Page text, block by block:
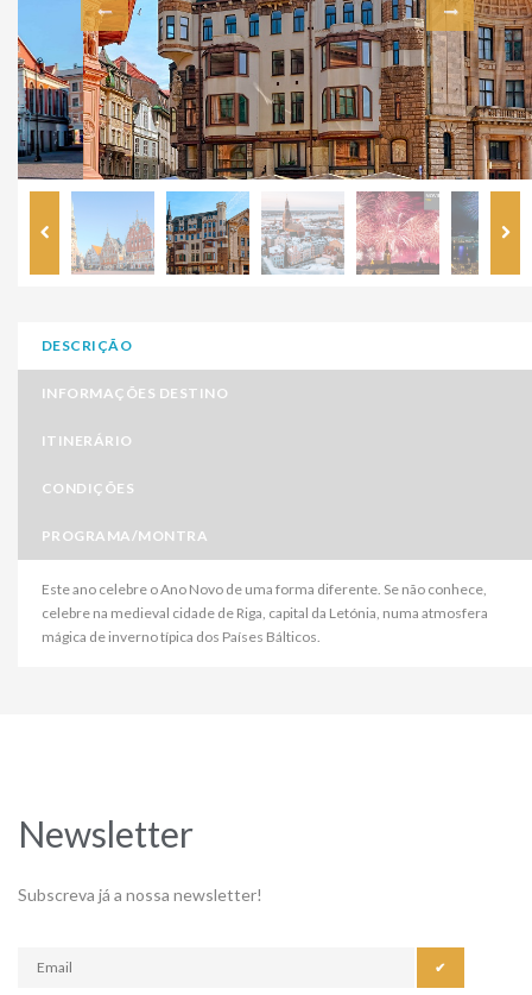
DESCRIÇÃO
INFORMAÇÕES DESTINO
ITINERÁRIO
CONDIÇÕES
PROGRAMA/MONTRA
Este ano celebre o Ano Novo de uma forma diferente. Se não conhece,
celebre na medieval cidade de Riga, capital da Letónia, numa atmosfera
mágica de inverno típica dos Países Bálticos.
Newsletter
Subscreva já a nossa newsletter!
✔